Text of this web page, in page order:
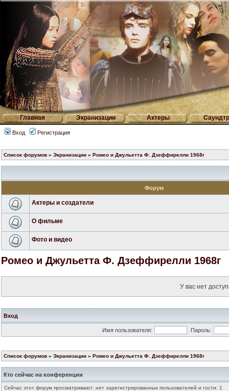
Главная Экранизации Актеры
Вход Регистрация
Список форумов » Экранизации » Ромео и Джульетта Ф. Дзеффирелли 1968г
Форум
Актеры и создатели
О фильме
Фото и видео
Ромео и Джульетта Ф. Дзеффирелли 1968г
У вас нет
Вход
Имя пользователя: Пароль:
Список форумов » Экранизации » Ромео и Джульетта Ф. Дзеффирелли 1968г
Кто сейчас на конференции
Сейчас этот форум просматривают: нет зарегистрированных пользователей и гости: 1